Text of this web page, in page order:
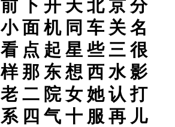
前 下 开 天 北 京 分
小 面 机 同 车 关 名
看 点 起 星 些 三 很
样 那 东 想 西 水 影
老 二 院 女 她 认 打
系 四 气 十 服 再 儿